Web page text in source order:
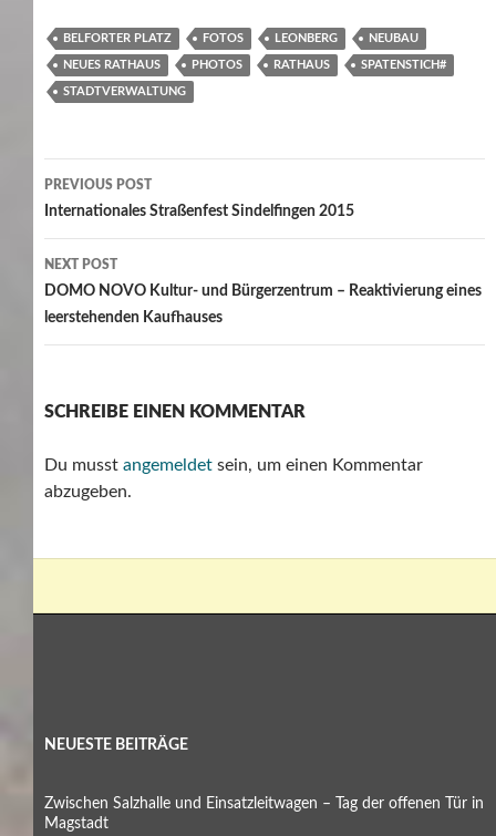
BELFORTER PLATZ FOTOS LEONBERG NEUBAU
NEUES RATHAUS PHOTOS RATHAUS SPATENSTICH#
STADTVERWALTUNG
Post
navigation
PREVIOUS POST
Internationales Straßenfest Sindelfingen 2015
NEXT POST
DOMO NOVO Kultur- und Bürgerzentrum – Reaktivierung eines
leerstehenden Kaufhauses
SCHREIBE EINEN KOMMENTAR
Du musst angemeldet sein, um einen Kommentar
abzugeben.
NEUESTE BEITRÄGE
Zwischen Salzhalle und Einsatzleitwagen – Tag der offenen Tür in
Magstadt